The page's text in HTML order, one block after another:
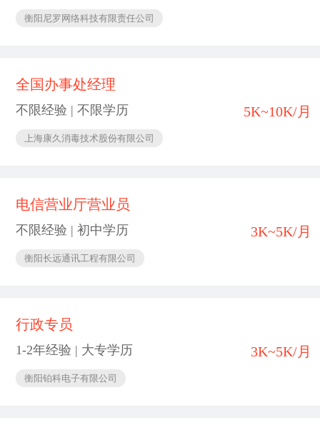
衡阳尼罗网络科技有限责任公司
全国办事处经理
不限经验 | 不限学历
上海康久消毒技术股份有限公司
5K~10K/月
电信营业厅营业员
不限经验 | 初中学历
衡阳长远通讯工程有限公司
3K~5K/月
行政专员
1-2年经验 | 大专学历
衡阳铂科电子有限公司
3K~5K/月